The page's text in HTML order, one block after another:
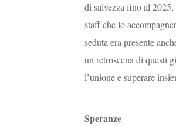
di salvezza fino al
staff che lo
seduta era presente
un retroscena di questi
l’unione e superare
Speranze